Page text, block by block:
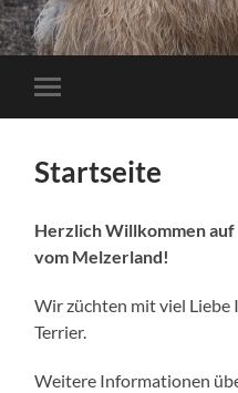
Mobile-
Menü
Startseite
Herzlich Willkommen
vom Melzerland!
Wir züchten mit viel Liebe
Terrier.
Weitere Informationen